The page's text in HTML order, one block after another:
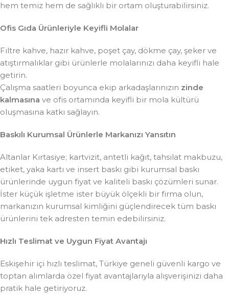
hem temiz hem de sağlıklı bir ortam oluşturabilirsiniz.
Ofis Gıda Ürünleriyle Keyifli Molalar
Filtre kahve, hazır kahve, poşet çay, dökme çay, şeker ve
atıştırmalıklar gibi ürünlerle molalarınızı daha keyifli hale
getirin.
Çalışma saatleri boyunca ekip arkadaşlarınızın zinde
kalmasına ve ofis ortamında keyifli bir mola kültürü
oluşmasına katkı sağlayın.
Baskılı Kurumsal Ürünlerle Markanızı Yansıtın
Altanlar Kırtasiye; kartvizit, antetli kağıt, tahsilat makbuzu,
etiket, yaka kartı ve insert baskı gibi kurumsal baskı
ürünlerinde uygun fiyat ve kaliteli baskı çözümleri sunar.
İster küçük işletme ister büyük ölçekli bir firma olun,
markanızın kurumsal kimliğini güçlendirecek tüm baskı
ürünlerini tek adresten temin edebilirsiniz.
Hızlı Teslimat ve Uygun Fiyat Avantajı
Eskişehir içi hızlı teslimat, Türkiye geneli güvenli kargo ve
toptan alımlarda özel fiyat avantajlarıyla alışverişinizi daha
pratik hale getiriyoruz.